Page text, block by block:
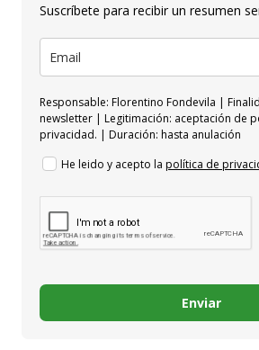
Suscríbete para recibir un resumen
Responsable: Florentino Fondevila |
newsletter | Legitimación: aceptación de
privacidad. | Duración: hasta anulación
He leido y acepto la política de
Enviar